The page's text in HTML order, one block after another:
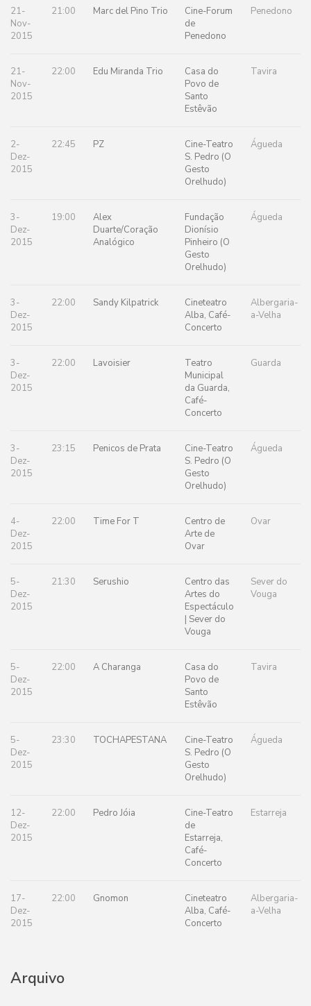
21-
Nov-
2015
21:00 Marc del Pino Trio
Cine-Forum
de
Penedono
Penedono
21-
Nov-
2015
22:00 Edu Miranda Trio
Casa do
Povo de
Santo
Estêvão
Tavira
2-
Dez-
2015
22:45 PZ
Cine-Teatro
S. Pedro (O
Gesto
Orelhudo)
Águeda
3-
Dez-
2015
19:00
Alex
Duarte/Coração
Analógico
Fundação
Dionísio
Pinheiro (O
Gesto
Orelhudo)
Águeda
3-
Dez-
2015
22:00 Sandy Kilpatrick
Cineteatro
Alba, Café-
Concerto
Albergaria-
a-Velha
3-
Dez-
2015
22:00 Lavoisier
Teatro
Municipal
da Guarda,
Café-
Concerto
Guarda
3-
Dez-
2015
23:15 Penicos de Prata
Cine-Teatro
S. Pedro (O
Gesto
Orelhudo)
Águeda
4-
Dez-
2015
22:00 Time For T
Centro de
Arte de
Ovar
Ovar
5-
Dez-
2015
21:30 Serushio
Centro das
Artes do
Espectáculo
| Sever do
Vouga
Sever do
Vouga
5-
Dez-
2015
22:00 A Charanga
Casa do
Povo de
Santo
Estêvão
Tavira
5-
Dez-
2015
23:30 TOCHAPESTANA
Cine-Teatro
S. Pedro (O
Gesto
Orelhudo)
Águeda
12-
Dez-
2015
22:00 Pedro Jóia
Cine-Teatro
de
Estarreja,
Café-
Concerto
Estarreja
17-
Dez-
2015
22:00 Gnomon
Cineteatro
Alba, Café-
Concerto
Albergaria-
a-Velha
Arquivo